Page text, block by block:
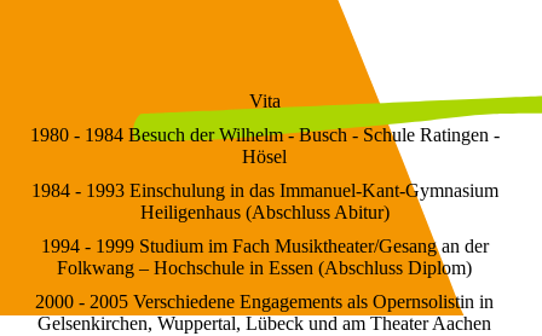
Vita
1980 - 1984 Besuch der Wilhelm - Busch - Schule Ratingen -
Hösel
1984 - 1993 Einschulung in das Immanuel-Kant-Gymnasium
Heiligenhaus (Abschluss Abitur)
1994 - 1999 Studium im Fach Musiktheater/Gesang an der
Folkwang – Hochschule in Essen (Abschluss Diplom)
2000 - 2005 Verschiedene Engagements als Opernsolistin in
Gelsenkirchen, Wuppertal, Lübeck und am Theater Aachen